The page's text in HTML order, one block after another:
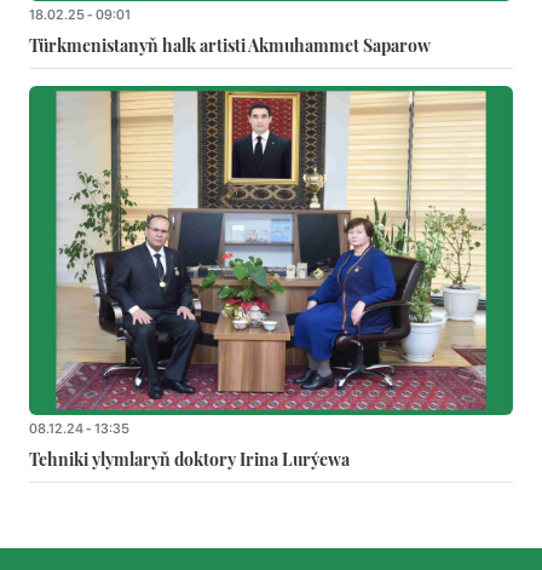
18.02.25 - 09:01
Türkmenistanyň halk artisti Akmuhammet Saparow
08.12.24 - 13:35
Tehniki ylymlaryň doktory Irina Lurýewa